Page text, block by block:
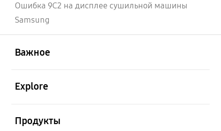
Ошибка 9C2 на дисплее сушильной машины
Samsung
Важное
Explore
Продукты